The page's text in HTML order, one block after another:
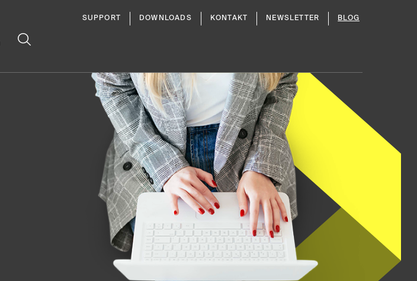
SUPPORT DOWNLOADS KONTAKT NEWSLETTER BLOG